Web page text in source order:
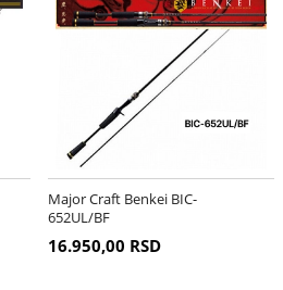
Major Craft Benkei BIC-
652UL/BF
16.950,00 RSD